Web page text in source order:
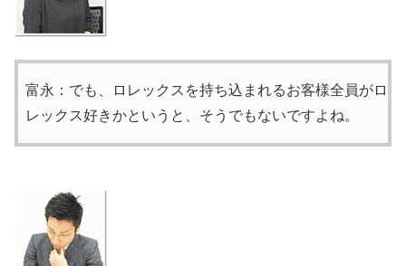
富永：でも、ロレックスを持ち込まれるお客様全員がロ
レックス好きかというと、そうでもないですよね。